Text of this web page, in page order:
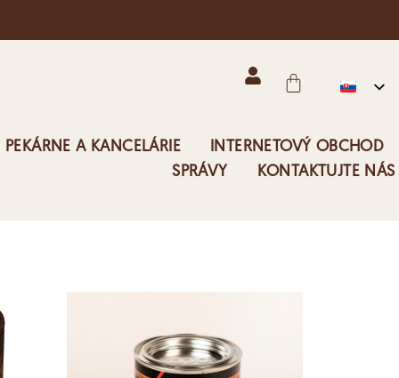
A KANCELÁRIE
INTERNETOVÝ OBCHOD
SPRÁVY
KONTAKTUJTE NÁS